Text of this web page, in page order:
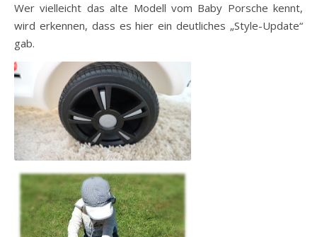
Wer vielleicht das alte Modell vom Baby Porsche kennt,
wird erkennen, dass es hier ein deutliches „Style-Update“
gab.